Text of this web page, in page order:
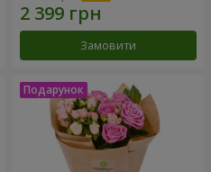
Замовити